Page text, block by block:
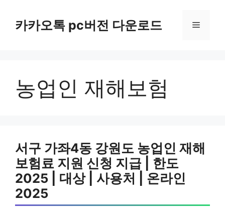
카카오톡 pc버전 다운로드 메
농업인 재해보험
서구 가좌4동 강원도 농업인 재해
보험료 지원 신청 지급 | 한도
2025 | 대상 | 사용처 | 온라인
2025